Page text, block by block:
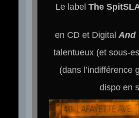
Le label The
en CD et Digital And
talentueux (et sous-
(dans l’indifférence
dispo en